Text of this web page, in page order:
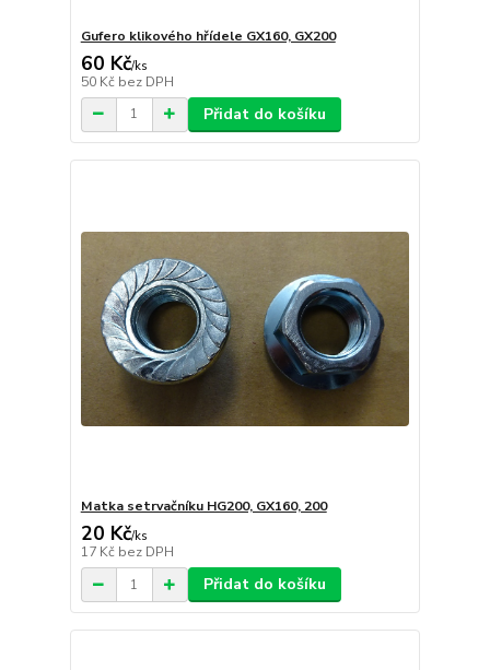
Gufero klikového hřídele GX160, GX200
60 Kč/ks
50 Kč bez DPH
Přidat do košíku
Matka setrvačníku HG200, GX160, 200
20 Kč/ks
17 Kč bez DPH
Přidat do košíku